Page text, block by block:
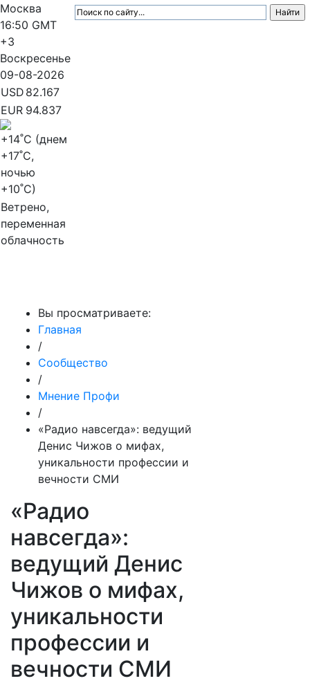
Москва
16:50 GMT
+3
Воскресенье
09-08-2026
USD 82.167
EUR 94.837
+14˚C (днем
+17˚C,
ночью
+10˚C)
Ветрено,
переменная
облачность
Вы просматриваете:
Главная
/
Сообщество
/
Мнение Профи
/
«Радио навсегда»: ведущий
Денис Чижов о мифах,
уникальности профессии и
вечности СМИ
«Радио
навсегда»:
ведущий Денис
Чижов о мифах,
уникальности
профессии и
вечности СМИ